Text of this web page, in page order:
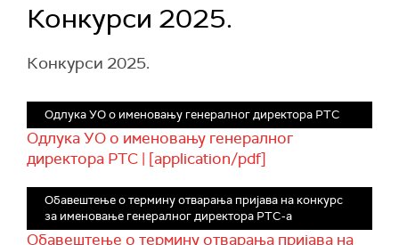
Конкурси 2025.
Конкурси 2025.
Одлука УО о именовању генералног директора РТС
Одлука УО о именовању генералног
директора РТС | [application/pdf]
Обавештење о термину отварања пријава на конкурс
за именовање генералног директора РТС-а
Обавештење о термину отварања пријава на